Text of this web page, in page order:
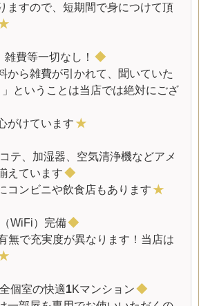
ますので、短期間で身につけて頂
雑費等一切なし！ ◆
から雑費が引かれて、聞いていた
」ということは当店では絶対にござ
がけています★
テ、加湿器、空気清浄機などアメ
えています◆
コンビニや飲食店もあります★
WiFi）完備◆
無で充実度が異なります！当店は
個室の快適1Kマンション◆